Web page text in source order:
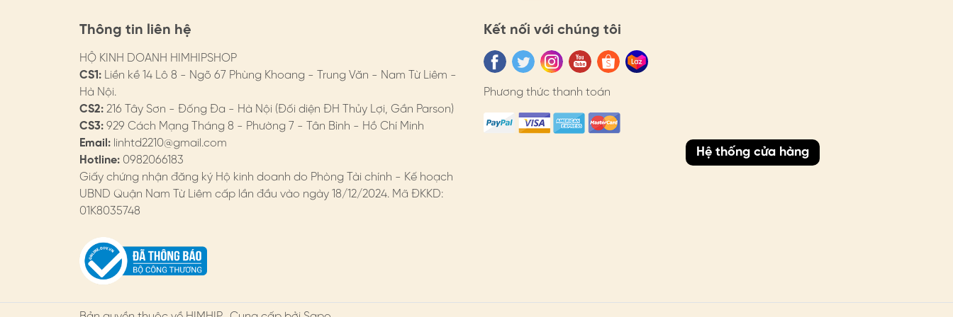
- Các nhu cầu khác: KH vui lòng liên hệ tư vấn.
#himhip #himhipshop #phukien #quatang #thoitrang #caiao #carot #dangyeu
Thông tin liên hệ
HỘ KINH DOANH HIMHIPSHOP
CS1: Liền kề 14 Lô 8 - Ngõ 67 Phùng Khoang - Trung Văn - Nam Từ Liêm -
Hà Nội.
CS2: 216 Tây Sơn - Đống Đa - Hà Nội (Đối diện ĐH Thủy Lợi, Gần Parson)
CS3: 929 Cách Mạng Tháng 8 - Phường 7 - Tân Bình - Hồ Chí Minh
Email: linhtd2210@gmail.com
Hotline: 0982066183
Giấy chứng nhận đăng ký Hộ kinh doanh do Phòng Tài chính - Kế hoạch
UBND Quận Nam Từ Liêm cấp lần đầu vào ngày 18/12/2024. Mã ĐKKD:
01K8035748
Kết nối với chúng tôi
Phương thức thanh toán
Hệ thống cửa hàng